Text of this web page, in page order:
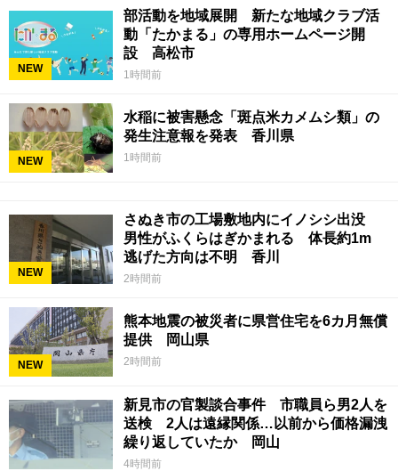
NEW
部活動を地域展開 新たな地域クラブ活
動「たかまる」の専用ホームページ開
設 高松市
1時間前
NEW
水稲に被害懸念「斑点米カメムシ類」の
発生注意報を発表 香川県
1時間前
NEW
さぬき市の工場敷地内にイノシシ出没
男性がふくらはぎかまれる 体長約1m
逃げた方向は不明 香川
2時間前
NEW
熊本地震の被災者に県営住宅を6カ月無償
提供 岡山県
2時間前
新見市の官製談合事件 市職員ら男2人を
送検 2人は遠縁関係…以前から価格漏洩
繰り返していたか 岡山
4時間前